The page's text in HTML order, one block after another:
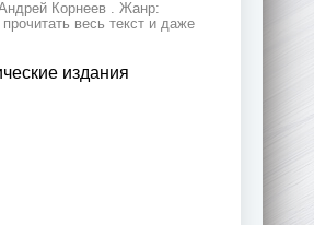
Корнеев . Жанр:
весь текст и даже
издания